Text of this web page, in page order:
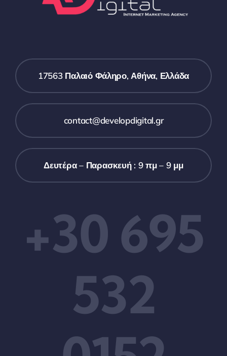
17563 Παλαιό Φάληρο, Αθήνα, Ελλάδα
contact@developdigital.gr
Δευτέρα – Παρασκευή : 9 πμ – 9 μμ
+30 695
532